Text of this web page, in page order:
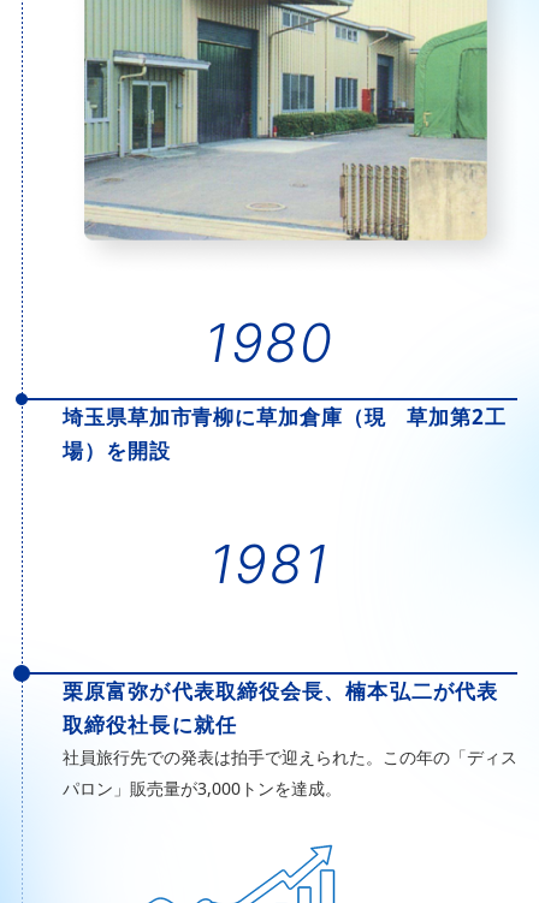
1980
埼玉県草加市青柳に草加倉庫（現 草加第2工
場）を開設
1981
栗原富弥が代表取締役会長、楠本弘二が代表
取締役社長に就任
社員旅行先での発表は拍手で迎えられた。この年の「ディス
パロン」販売量が3,000トンを達成。